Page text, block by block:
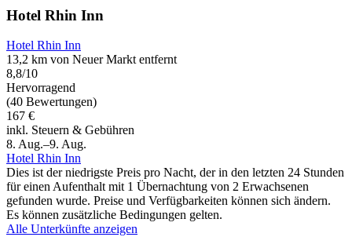
Hotel Rhin Inn
Hotel Rhin Inn
13,2 km von Neuer Markt entfernt
8,8/10
Hervorragend
(40 Bewertungen)
167 €
inkl. Steuern & Gebühren
8. Aug.–9. Aug.
Hotel Rhin Inn
Dies ist der niedrigste Preis pro Nacht, der in den letzten 24 Stunden
für einen Aufenthalt mit 1 Übernachtung von 2 Erwachsenen
gefunden wurde. Preise und Verfügbarkeiten können sich ändern.
Es können zusätzliche Bedingungen gelten.
Alle Unterkünfte anzeigen